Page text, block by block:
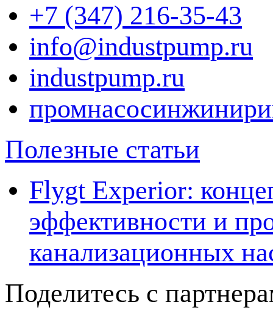
+7 (347) 216-35-43
info@industpump.ru
industpump.ru
Полезные статьи
Flygt Experior:
эффективности и
канализационных
Поделитесь с